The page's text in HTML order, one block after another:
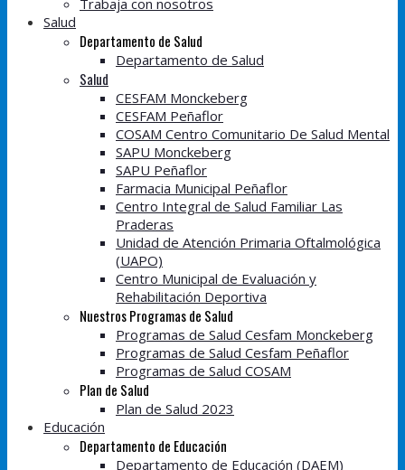
Trabaja con nosotros
Salud
Departamento de Salud
Departamento de Salud
Salud
CESFAM Monckeberg
CESFAM Peñaflor
COSAM Centro Comunitario De Salud Mental
SAPU Monckeberg
SAPU Peñaflor
Farmacia Municipal Peñaflor
Centro Integral de Salud Familiar Las
Praderas
Unidad de Atención Primaria Oftalmológica
(UAPO)
Centro Municipal de Evaluación y
Rehabilitación Deportiva
Nuestros Programas de Salud
Programas de Salud Cesfam Monckeberg
Programas de Salud Cesfam Peñaflor
Programas de Salud COSAM
Plan de Salud
Plan de Salud 2023
Educación
Departamento de Educación
Departamento de Educación (DAEM)